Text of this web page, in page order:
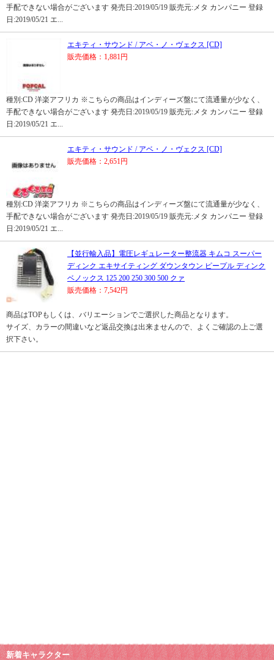
手配できない場合がございます 発売日:2019/05/19 販売元:メタ カンパニー 登録
日:2019/05/21 エ...
エキティ・サウンド / アベ・ノ・ヴェクス [CD]
販売価格：1,881円
種別:CD 洋楽アフリカ ※こちらの商品はインディーズ盤にて流通量が少なく、
手配できない場合がございます 発売日:2019/05/19 販売元:メタ カンパニー 登録
日:2019/05/21 エ...
エキティ・サウンド / アベ・ノ・ヴェクス [CD]
販売価格：2,651円
種別:CD 洋楽アフリカ ※こちらの商品はインディーズ盤にて流通量が少なく、
手配できない場合がございます 発売日:2019/05/19 販売元:メタ カンパニー 登録
日:2019/05/21 エ...
【並行輸入品】電圧レギュレーター整流器 キムコ スーパー
ディンク エキサイティング ダウンタウン ピープル ディンク
ベノックス 125 200 250 300 500 クァ
販売価格：7,542円
商品はTOPもしくは、バリエーションでご選択した商品となります。
サイズ、カラーの間違いなど返品交換は出来ませんので、よくご確認の上ご選
択下さい。
新着キャラクター